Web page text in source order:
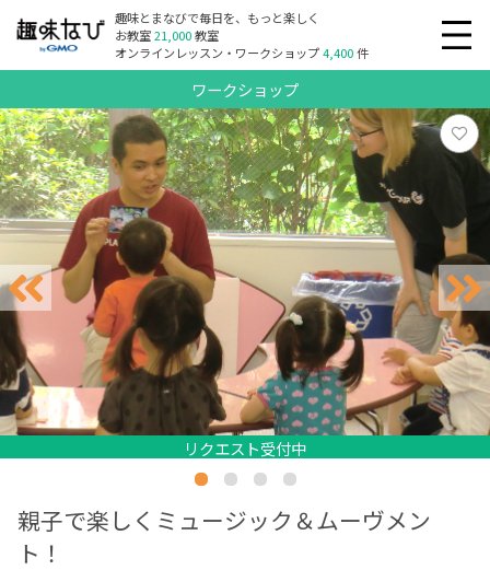
趣味とまなびで毎日を、もっと楽しく
お教室21,000教室
オンラインレッスン・ワークショップ4,400件
ワークショップ
リクエスト受付中
リクエスト受付中
リクエスト受付中
リクエスト受付中
リクエスト受付中
親子で楽しくミュージック＆ムーヴメン
ト！